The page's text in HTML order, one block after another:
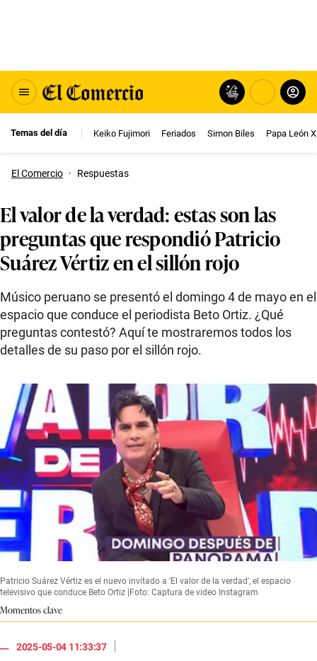
Temas del día Keiko Fujimori Feriados Simon Biles Papa León
El Comercio · Respuestas
El valor de la verdad: estas son las
preguntas que respondió Patricio
Suárez Vértiz en el sillón rojo
Músico peruano se presentó el domingo 4 de mayo en el
espacio que conduce el periodista Beto Ortiz. ¿Qué
preguntas contestó? Aquí te mostraremos todos los
detalles de su paso por el sillón rojo.
Patricio Suárez Vértiz es el nuevo invitado a 'El valor de la verdad', el espacio
televisivo que conduce Beto Ortiz |Foto: Captura de video Instagram
Momentos clave
2025-05-04 11:33:37
|